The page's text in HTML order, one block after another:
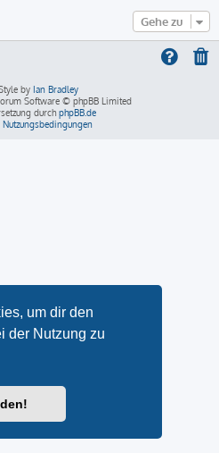
um dir den
der Nutzung zu
Gehe zu
by Ian Bradley
Software © phpBB Limited
durch phpBB.de
Nutzungsbedingungen